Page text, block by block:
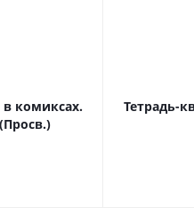
комиксах.
Тетрадь-